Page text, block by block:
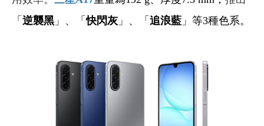
「 逆襲黑 」、「快閃灰 」、「 追浪藍 」等3種色系。